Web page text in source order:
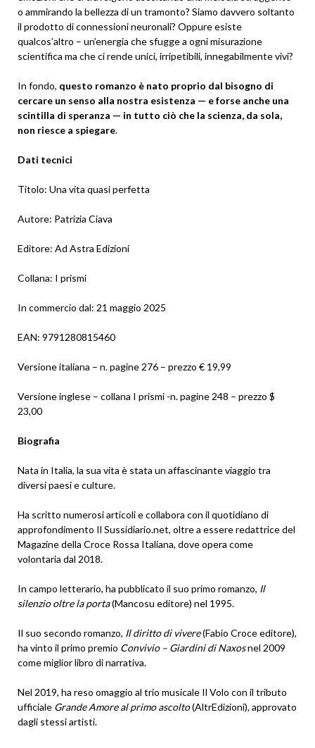
o ammirando la bellezza di un tramonto? Siamo davvero soltanto
il prodotto di connessioni neuronali? Oppure esiste
qualcos’altro – un’energia che sfugge a ogni misurazione
scientifica ma che ci rende unici, irripetibili, innegabilmente vivi?
In fondo, questo romanzo è nato proprio dal bisogno di
cercare un senso alla nostra esistenza — e forse anche una
scintilla di speranza — in tutto ciò che la scienza, da sola,
non riesce a spiegare.
Dati tecnici
Titolo: Una vita quasi perfetta
Autore: Patrizia Ciava
Editore: Ad Astra Edizioni
Collana: I prismi
In commercio dal: 21 maggio 2025
EAN: 9791280815460
Versione italiana – n. pagine 276 – prezzo € 19,99
Versione inglese – collana I prismi -n. pagine 248 – prezzo $
23,00
Biografia
Nata in Italia, la sua vita è stata un affascinante viaggio tra
diversi paesi e culture.
Ha scritto numerosi articoli e collabora con il quotidiano di
approfondimento Il Sussidiario.net, oltre a essere redattrice del
Magazine della Croce Rossa Italiana, dove opera come
volontaria dal 2018.
In campo letterario, ha pubblicato il suo primo romanzo, Il
silenzio oltre la porta(Mancosu editore) nel 1995.
Il suo secondo romanzo, Il diritto di vivere(Fabio Croce editore),
ha vinto il primo premio Convivio – Giardini di Naxosnel 2009
come miglior libro di narrativa.
Nel 2019, ha reso omaggio al trio musicale Il Volo con il tributo
ufficiale Grande Amore al primo ascolto(AltrEdizioni), approvato
dagli stessi artisti.